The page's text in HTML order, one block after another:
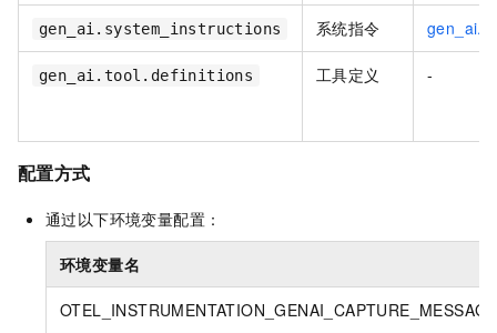
gen_ai.system_instructions 系统指令
gen_ai.tool.definitions 工具定义 -
配置方式
通过以下环境变量配置：
环境变量名